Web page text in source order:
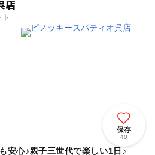
店
保存
40
安心♪親子三世代で楽しい1日♪